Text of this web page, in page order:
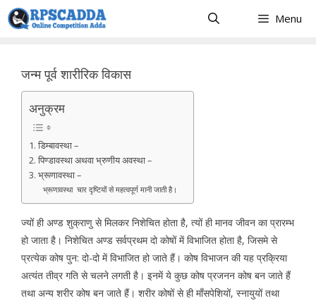
Skip
to
Menu
जन्म पूर्व शारीरिक विकास
अनुक्रम
1. डिम्बावस्था –
2. पिण्डावस्था अथवा भ्रुणीय अवस्था –
3. भ्रूणावस्था –
भ्रूणावस्था चार दृष्टियों से महत्वपूर्ण मानी जाती है।
ज्यों ही अण्ड शुक्राणु से मिलकर निशेचित होता है, त्यों ही मानव जीवन का प्रारम्भ
हो जाता है। निशेचित अण्ड सर्वप्रथम दो कोषों में विभाजित होता है, जिसमे से
प्रत्येक कोष पुन: दो-दो में विभाजित हो जाते हैं। कोष विभाजन की यह प्रक्रिया
अत्यंत तीव्र गति से चलने लगती है। इनमें ये कुछ कोष प्रजनन कोष बन जाते हैं
तथा अन्य शरीर कोष बन जाते हैं। शरीर कोषों से ही माँसपेशियों, स्नायुयों तथा